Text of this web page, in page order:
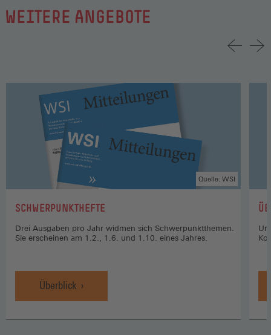
WEITERE ANGEBOTE
:SCHWERPUNKTHEFTE
Drei Ausgaben pro Jahr widmen sich Schwerpunktthemen.
Sie erscheinen am 1.2., 1.6. und 1.10. eines Jahres.
Quelle: WSI
Überblick
: